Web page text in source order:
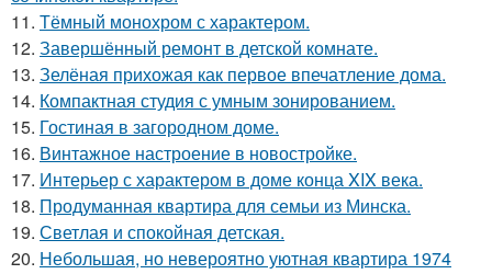
11. Тёмный монохром с характером.
12. Завершённый ремонт в детской комнате.
13. Зелёная прихожая как первое впечатление дома.
14. Компактная студия с умным зонированием.
15. Гостиная в загородном доме.
16. Винтажное настроение в новостройке.
17. Интерьер с характером в доме конца XIX века.
18. Продуманная квартира для семьи из Минска.
19. Светлая и спокойная детская.
20. Небольшая, но невероятно уютная квартира 1974